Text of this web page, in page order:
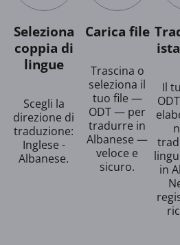
Seleziona
coppia di
lingue
Scegli la
direzione di
traduzione:
Inglese -
Albanese.
Carica file
Trascina o
seleziona il
tuo file —
ODT — per
tradurre in
Albanese —
veloce e
sicuro.
Il
in